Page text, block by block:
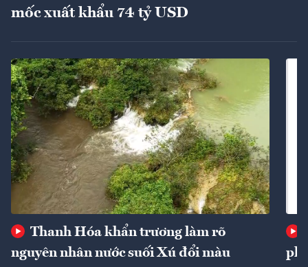
mốc xuất khẩu 74 tỷ USD
Thanh Hóa khẩn trương làm rõ
nguyên nhân nước suối Xú đổi màu
phí